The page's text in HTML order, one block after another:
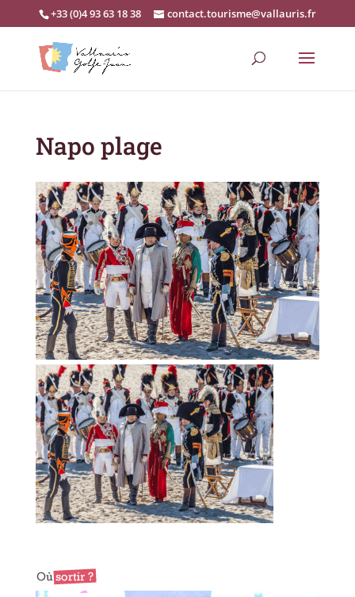
+33 (0)4 93 63 18 38 contact.tourisme@vallauris.fr
Napo plage